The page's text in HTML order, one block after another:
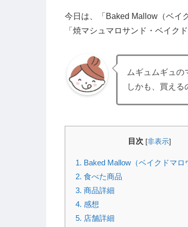
今日は、「Baked Mallow（ベイ
「焼マシュマロサンド・ベイク
ムギュムギュの
しかも、買える
目次 [非表示]
1. Baked Mallow（ベイクドマロ
2. 食べた商品
3. 商品詳細
4. 感想
5. 店舗詳細